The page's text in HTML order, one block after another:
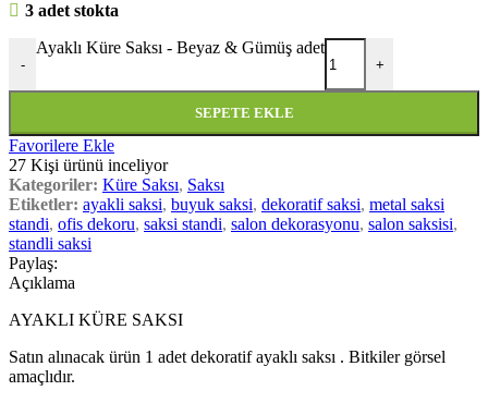
3 adet stokta
-
Ayaklı Küre Saksı - Beyaz & Gümüş adet
+
SEPETE EKLE
Favorilere Ekle
27 Kişi ürünü inceliyor
Kategoriler: Küre Saksı, Saksı
Etiketler: ayakli saksi, buyuk saksi, dekoratif saksi, metal saksi
standi, ofis dekoru, saksi standi, salon dekorasyonu, salon saksisi,
standli saksi
Paylaş:
Açıklama
AYAKLI KÜRE SAKSI
Satın alınacak ürün 1 adet dekoratif ayaklı saksı . Bitkiler görsel
amaçlıdır.